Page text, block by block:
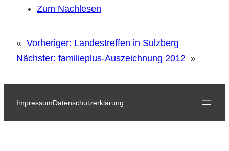
Zum Nachlesen
« Vorheriger: Landestreffen in Sulzberg
Nächster: familieplus-Auszeichnung 2012 »
ImpressumDatenschutzerklärung